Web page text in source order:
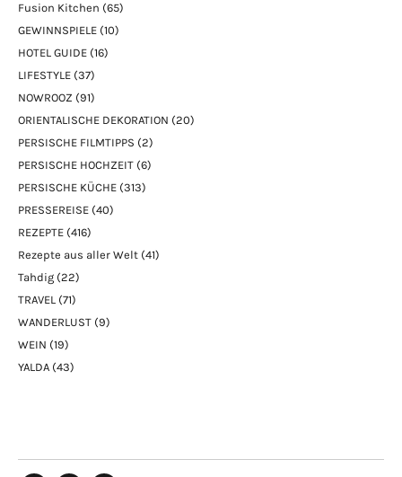
Fusion Kitchen (65)
GEWINNSPIELE (10)
HOTEL GUIDE (16)
LIFESTYLE (37)
NOWROOZ (91)
ORIENTALISCHE DEKORATION (20)
PERSISCHE FILMTIPPS (2)
PERSISCHE HOCHZEIT (6)
PERSISCHE KÜCHE (313)
PRESSEREISE (40)
REZEPTE (416)
Rezepte aus aller Welt (41)
Tahdig (22)
TRAVEL (71)
WANDERLUST (9)
WEIN (19)
YALDA (43)